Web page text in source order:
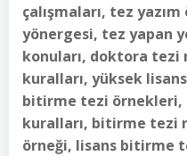
çalışmaları, tez
yönergesi, tez yapan
konuları, doktora tezi
kuralları, yüksek
bitirme tezi
kuralları, bitirme tezi
örneği, lisans bitirme